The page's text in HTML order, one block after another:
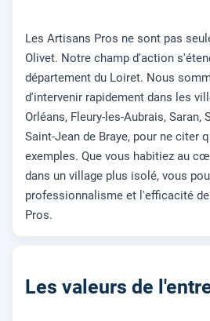
Les Artisans Pros ne sont pas
Olivet. Notre champ d'action
département du Loiret. Nous
d'intervenir rapidement dans les
Orléans, Fleury-les-Aubrais, Saran,
Saint-Jean de Braye, pour ne citer
exemples. Que vous habitiez au
dans un village plus isolé, vous
professionnalisme et l'efficacité
Pros.
Les valeurs de